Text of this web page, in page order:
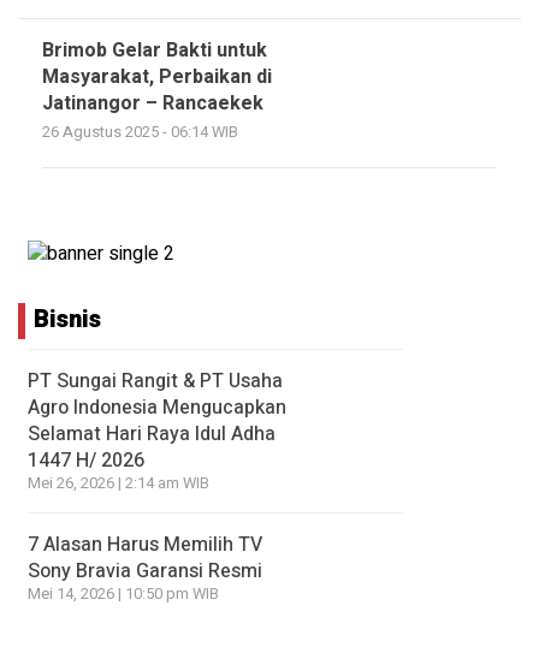
Brimob Gelar Bakti untuk
Masyarakat, Perbaikan di
Jatinangor – Rancaekek
26 Agustus 2025 - 06:14 WIB
Bisnis
PT Sungai Rangit & PT Usaha
Agro Indonesia Mengucapkan
Selamat Hari Raya Idul Adha
1447 H/ 2026
Mei 26, 2026 | 2:14 am WIB
7 Alasan Harus Memilih TV
Sony Bravia Garansi Resmi
Mei 14, 2026 | 10:50 pm WIB